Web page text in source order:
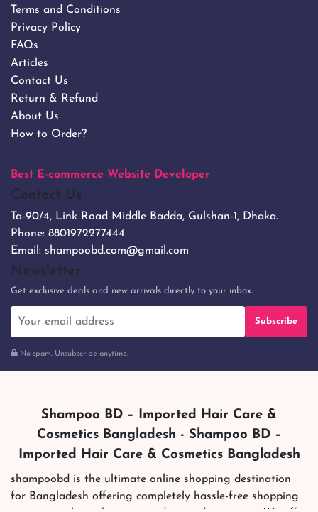
Terms and Conditions
Privacy Policy
FAQs
Articles
Contact Us
Return & Refund
About Us
How to Order?
Best E-commerce Website Developer
Contact Us
Ta-90/4, Link Road Middle Badda, Gulshan-1, Dhaka.
Phone: 8801972277444
Email: shampoobd.com@gmail.com
Newsletter
Get exclusive deals and new arrivals directly to your inbox.
Subscribe
No spam. Unsubscribe anytime.
Shampoo BD – Imported Hair Care &
Cosmetics Bangladesh - Shampoo BD –
Imported Hair Care & Cosmetics Bangladesh
shampoobd is the ultimate online shopping destination
for Bangladesh offering completely hassle-free shopping